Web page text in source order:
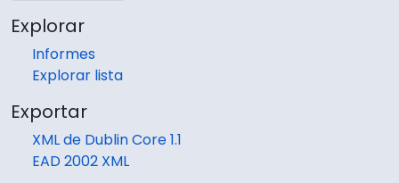
Explorar
Informes
Explorar lista
Exportar
XML de Dublin Core 1.1
EAD 2002 XML